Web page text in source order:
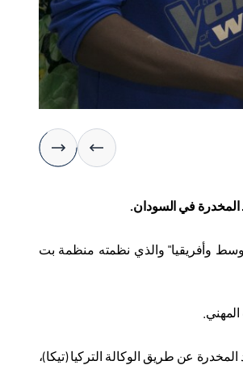
المخدرة في السودان.
وأفريقيا" والذي نظمته منظمة بت
الى 105 شاب تخلصوا من ادمان المواد المخدرة عن طريق الوكالة التركيا (تيكا)،